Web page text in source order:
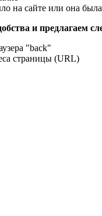
на сайте или она была
и предлагаем
"back"
страницы (URL)